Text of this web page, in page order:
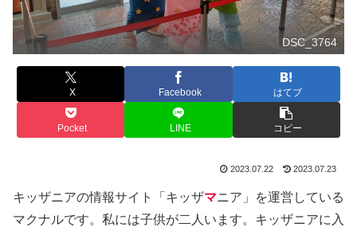
DSC_3764
X Facebook はてブ
Pocket LINE コピー
2023.07.22 2023.07.23
キッザニアの情報サイト「キッザマニア」を運営している
マクナルです。私には子供が二人います。キッザニアに入